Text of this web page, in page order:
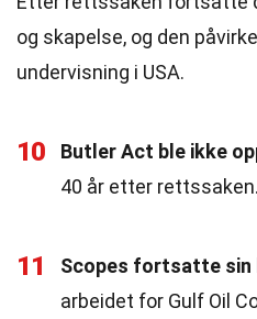
og skapelse, og den
undervisning i USA.
10 Butler Act ble ikke
40 år etter rettssaken.
11 Scopes fortsatte sin
arbeidet for Gulf Oil